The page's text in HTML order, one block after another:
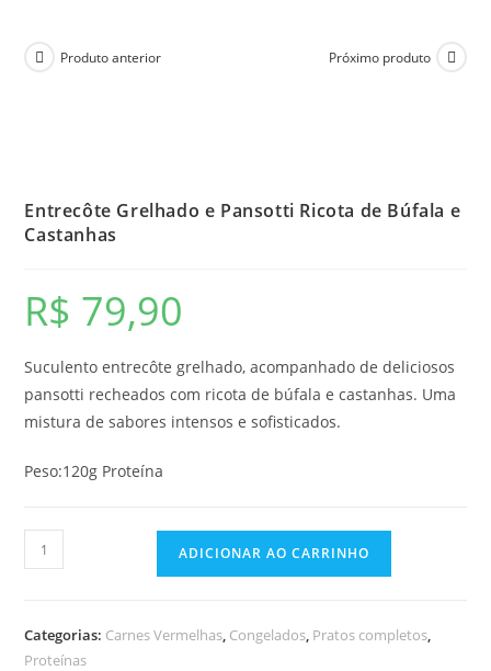
Produto anterior Próximo produto
Entrecôte Grelhado e Pansotti Ricota de Búfala e
Castanhas
R$ 79,90
Suculento entrecôte grelhado, acompanhado de deliciosos
pansotti recheados com ricota de búfala e castanhas. Uma
mistura de sabores intensos e sofisticados.
Peso:120g Proteína
Entrecôte
Grelhado
Pansotti
Ricota
ADICIONAR AO CARRINHO
Categorias: Carnes Vermelhas, Congelados, Pratos completos,
Proteínas